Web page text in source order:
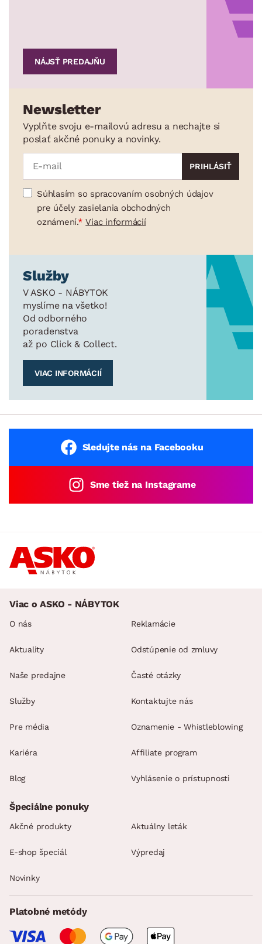
NÁJSŤ PREDAJŇU
Newsletter
Vyplňte svoju e-mailovú adresu a nechajte si
poslať akčné ponuky a novinky.
Súhlasím so spracovaním osobných údajov
pre účely zasielania obchodných
oznámení.
Viac informácií
Služby
V ASKO - NÁBYTOK
myslíme na všetko!
Od odborného
poradenstva
až po Click & Collect.
VIAC INFORMÁCIÍ
Sledujte nás na Facebooku
Sme tiež na Instagrame
Viac o ASKO - NÁBYTOK
O nás
Aktuality
Naše predajne
Služby
Pre média
Kariéra
Blog
Reklamácie
Odstúpenie od zmluvy
Časté otázky
Kontaktujte nás
Oznamenie - Whistleblowing
Affiliate program
Vyhlásenie o prístupnosti
Špeciálne ponuky
Akčné produkty Aktuálny leták
E-shop špeciál Výpredaj
Novinky
Platobné metódy